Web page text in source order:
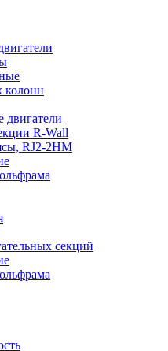
колонн
двигатели
R-Wall
RJ2-2HM
секций